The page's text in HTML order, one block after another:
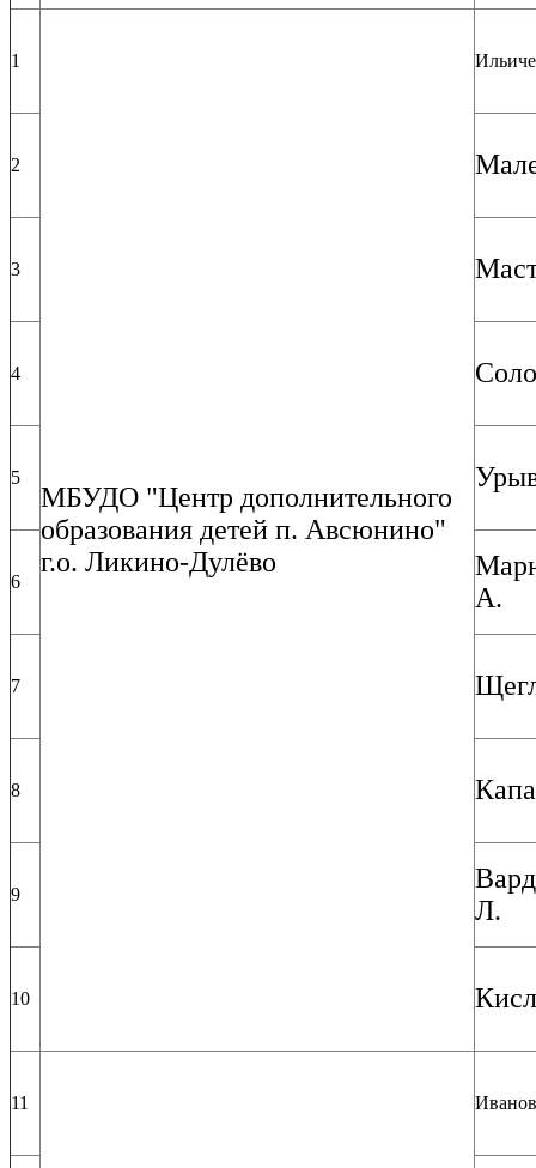
1
МБУДО "Центр дополнительного
образования детей п. Авсюнино"
г.о. Ликино-Дулёво
2
3
4
5
6
А.
7
8
9
Л.
10
11